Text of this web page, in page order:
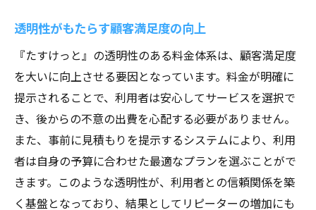
透明性がもたらす顧客満足度の向上
『たすけっと』の透明性のある料金体系は、顧客満足度
を大いに向上させる要因となっています。料金が明確に
提示されることで、利用者は安心してサービスを選択で
き、後からの不意の出費を心配する必要がありません。
また、事前に見積もりを提示するシステムにより、利用
者は自身の予算に合わせた最適なプランを選ぶことがで
きます。このような透明性が、利用者との信頼関係を築
く基盤となっており、結果としてリピーターの増加にも